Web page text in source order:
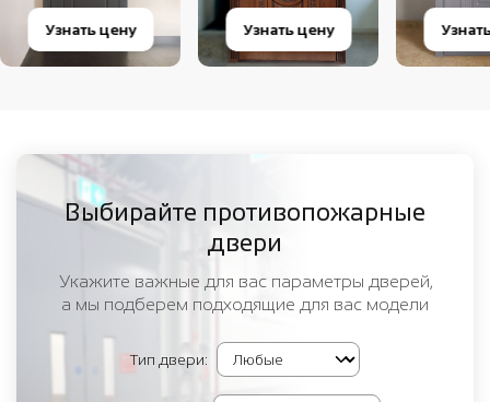
Узнать цену Узнать цену
Выбирайте противопожарные
двери
Укажите важные для вас параметры дверей,
а мы подберем подходящие для вас модели
Тип двери: